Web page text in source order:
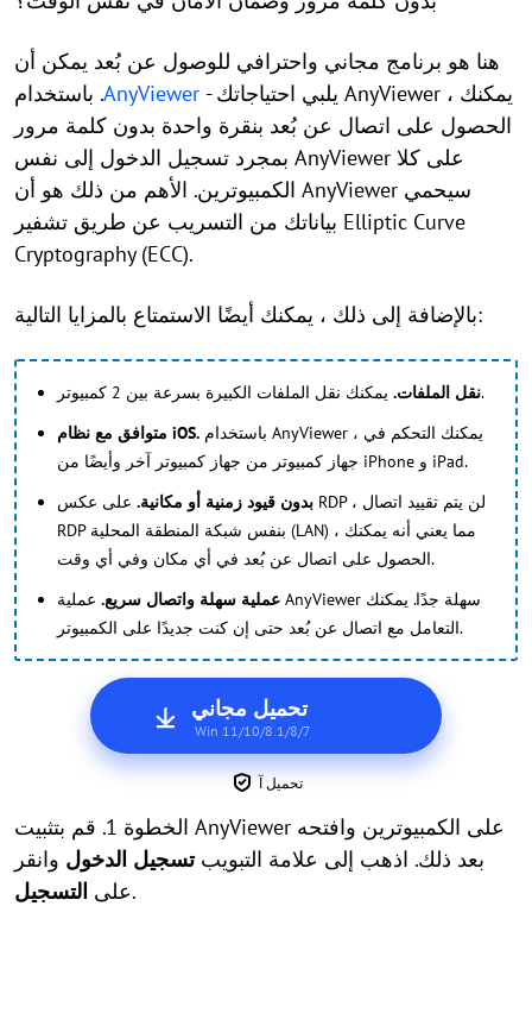
هنا هو برنامج مجاني واحترافي للوصول عن بُعد يمكن أن
يلبي احتياجاتك - AnyViewer. باستخدام AnyViewer ، يمكنك
الحصول على اتصال عن بُعد بنقرة واحدة بدون كلمة مرور
بمجرد تسجيل الدخول إلى نفس AnyViewer على كلا
الكمبيوترين. الأهم من ذلك هو أن AnyViewer سيحمي
بياناتك من التسريب عن طريق تشفير Elliptic Curve
Cryptography (ECC).
بالإضافة إلى ذلك ، يمكنك أيضًا الاستمتاع بالمزايا التالية:
نقل الملفات.يمكنك نقل الملفات الكبيرة بسرعة بين 2 كمبيوتر.
متوافق مع نظام iOS.
جهاز كمبيوتر من جهاز كمبيوتر آخر وأيضًا من iPhone و iPad.
بدون قيود زمنية أو مكانية. على عكس RDP ، لن يتم تقييد اتصال
RDP بنفس شبكة المنطقة المحلية (LAN) ، مما يعني أنه يمكنك
الحصول على اتصال عن بُعد في أي مكان وفي أي وقت.
عملية سهلة واتصال سريع. عملية AnyViewer سهلة جدًا. يمكنك
التعامل مع اتصال عن بُعد حتى إن كنت جديدًا على الكمبيوتر.
تحميل مجاني
Win 11/10/8.1/8/7
تحميل آ
الخطوة 1. قم بتثبيت AnyViewer على الكمبيوترين وافتحه
بعد ذلك. اذهب إلى علامة التبويبتسجيل الدخول وانقر
على التسجيل .